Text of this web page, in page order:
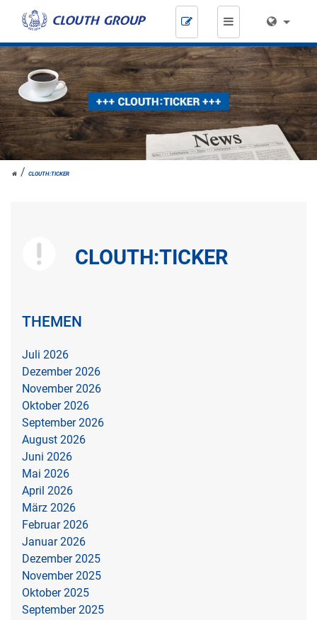
Zum
Inhalt
springen
HOME
CLOUTH:TICKER
CLOUTH:TICKER
THEMEN
Juli 2026
Dezember 2026
November 2026
Oktober 2026
September 2026
August 2026
Juni 2026
Mai 2026
April 2026
März 2026
Februar 2026
Januar 2026
Dezember 2025
November 2025
Oktober 2025
September 2025